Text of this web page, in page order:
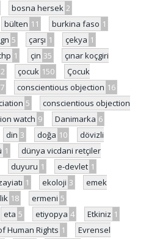
bosna hersek 2
bülten 11 burkina faso 1
5 çarşı 1 çekya 1
1 çin 35
çınar koçgiri
2 çocuk 150
Çocuk
7 conscientious objection 16
5
conscientious objection
watch 9 Danimarka 6
din 3 doğa 10
dövizli
1
dünya vicdani retçiler
duyuru 1 e-devlet 1
1 ekoloji 3
emek
18 ermeni 5
eta 5 etiyopya 4 Etkiniz 1
Human Rights 1
Evrensel